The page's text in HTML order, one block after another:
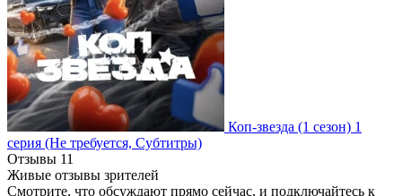
Коп-звезда (1 сезон) 1
серия (Не требуется, Субтитры)
Отзывы 11
Живые отзывы зрителей
Смотрите, что обсуждают прямо сейчас, и подключайтесь к